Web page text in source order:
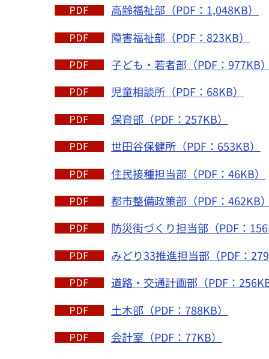
高齢福祉部（PDF：1,048KB）
障害福祉部（PDF：823KB）
子ども・若者部（PDF：977KB）
児童相談所（PDF：68KB）
保育部（PDF：257KB）
世田谷保健所（PDF：653KB）
住民接種担当部（PDF：46KB）
都市整備政策部（PDF：462KB）
防災街づくり担当部（PDF：
みどり33推進担当部（PDF：
道路・交通計画部（PDF：256KB
土木部（PDF：788KB）
会計室（PDF：77KB）